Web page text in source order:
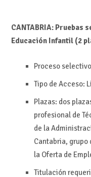
CANTABRIA: Pruebas
Educación Infantil (2
Proceso
Tipo de Acceso:
Plazas: dos
profesional de
de la
Cantabria,
la Oferta de
Titulación